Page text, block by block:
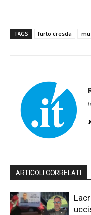
TAGS furto dresda
ARTICOLI CORRELATI